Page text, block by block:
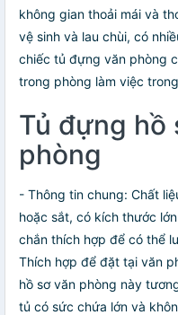
không gian thoải mái và
vệ sinh và lau chùi, có
chiếc tủ đựng văn phòng
trong phòng làm việc
Tủ đựng hồ
phòng
- Thông tin chung: Chất
hoặc sắt, có kích thước
chắn thích hợp để có thể
Thích hợp để đặt tại văn
hồ sơ văn phòng này
tủ có sức chứa lớn và